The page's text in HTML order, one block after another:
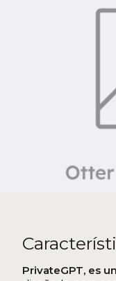
PrivateGPT, es